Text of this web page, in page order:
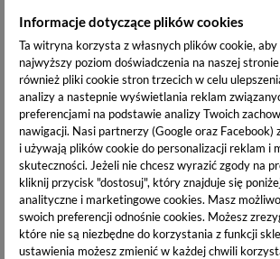
Informacje dotyczące plików cookies
Ta witryna korzysta z własnych plików cookie,
najwyższy poziom doświadczenia na naszej
również pliki cookie stron trzecich w celu
analizy a nastepnie wyświetlania reklam
preferencjami na podstawie analizy Twoich
nawigacji. Nasi partnerzy (Google oraz Facebook)
i używają plików cookie do personalizacji reklam i
skuteczności. Jeżeli nie chcesz wyrazić zgody na
kliknij przycisk "dostosuj", który znajduje się
analityczne i marketingowe cookies. Masz
swoich preferencji odnośnie cookies. Możesz
które nie są niezbędne do korzystania z funkcji
ustawienia możesz zmienić w każdej chwili
Claresa CHILL OUT
LIPGLOSS - Powiększający
Błyszczyk Do Ust - 10
Easygoing -5 ml
11,49 zł
Claresa
LIPGLOSS
Błyszczyk
of Gear -5
11,49 zł